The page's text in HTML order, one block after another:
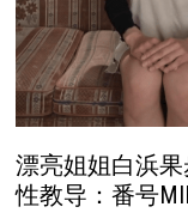
漂亮姐姐白浜果
性教导：番号